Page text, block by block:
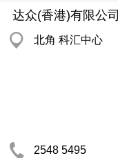
达众(香港)有限公司
北角 科汇中心
2548 5495